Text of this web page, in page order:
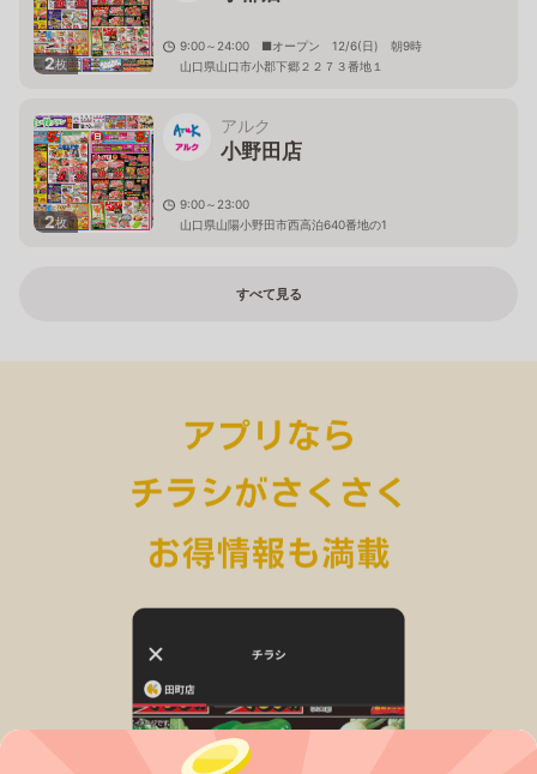
2枚
9:00～24:00 ■オープン 12/6(日) 朝9時
山口県山口市小郡下郷２２７３番地１
2枚
アルク
小野田店
9:00～23:00
山口県山陽小野田市西高泊640番地の1
すべて見る